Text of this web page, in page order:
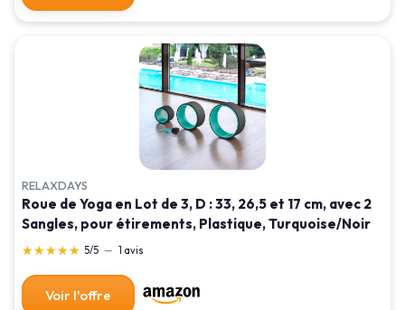
RELAXDAYS
Roue de Yoga en Lot de 3, D : 33, 26,5 et 17 cm, avec 2
Sangles, pour étirements, Plastique, Turquoise/Noir
★★★★★
★★★★★ 5/5 — 1 avis
Voir l'offre